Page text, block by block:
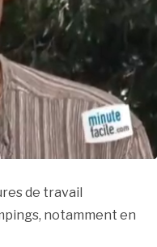
de travail
notamment en